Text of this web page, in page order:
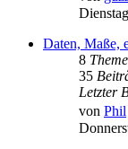
Daten, Maße,
8
35
Letzter
von Phil